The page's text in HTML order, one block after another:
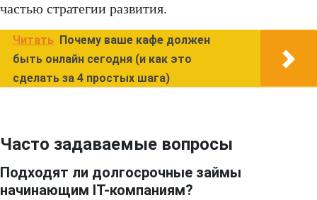
частью стратегии развития.
Читать
Почему ваше кафе должен
быть онлайн сегодня (и как это
сделать за 4 простых шага)
Часто задаваемые вопросы
Подходят ли долгосрочные займы
начинающим IT-компаниям?